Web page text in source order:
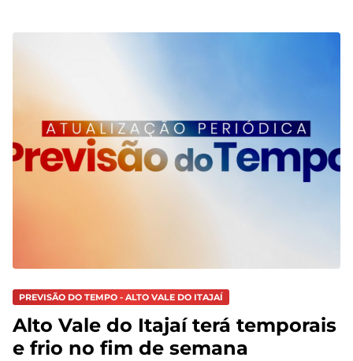
PREVISÃO DO TEMPO - ALTO VALE DO ITAJAÍ
Alto Vale do Itajaí terá temporais
e frio no fim de semana